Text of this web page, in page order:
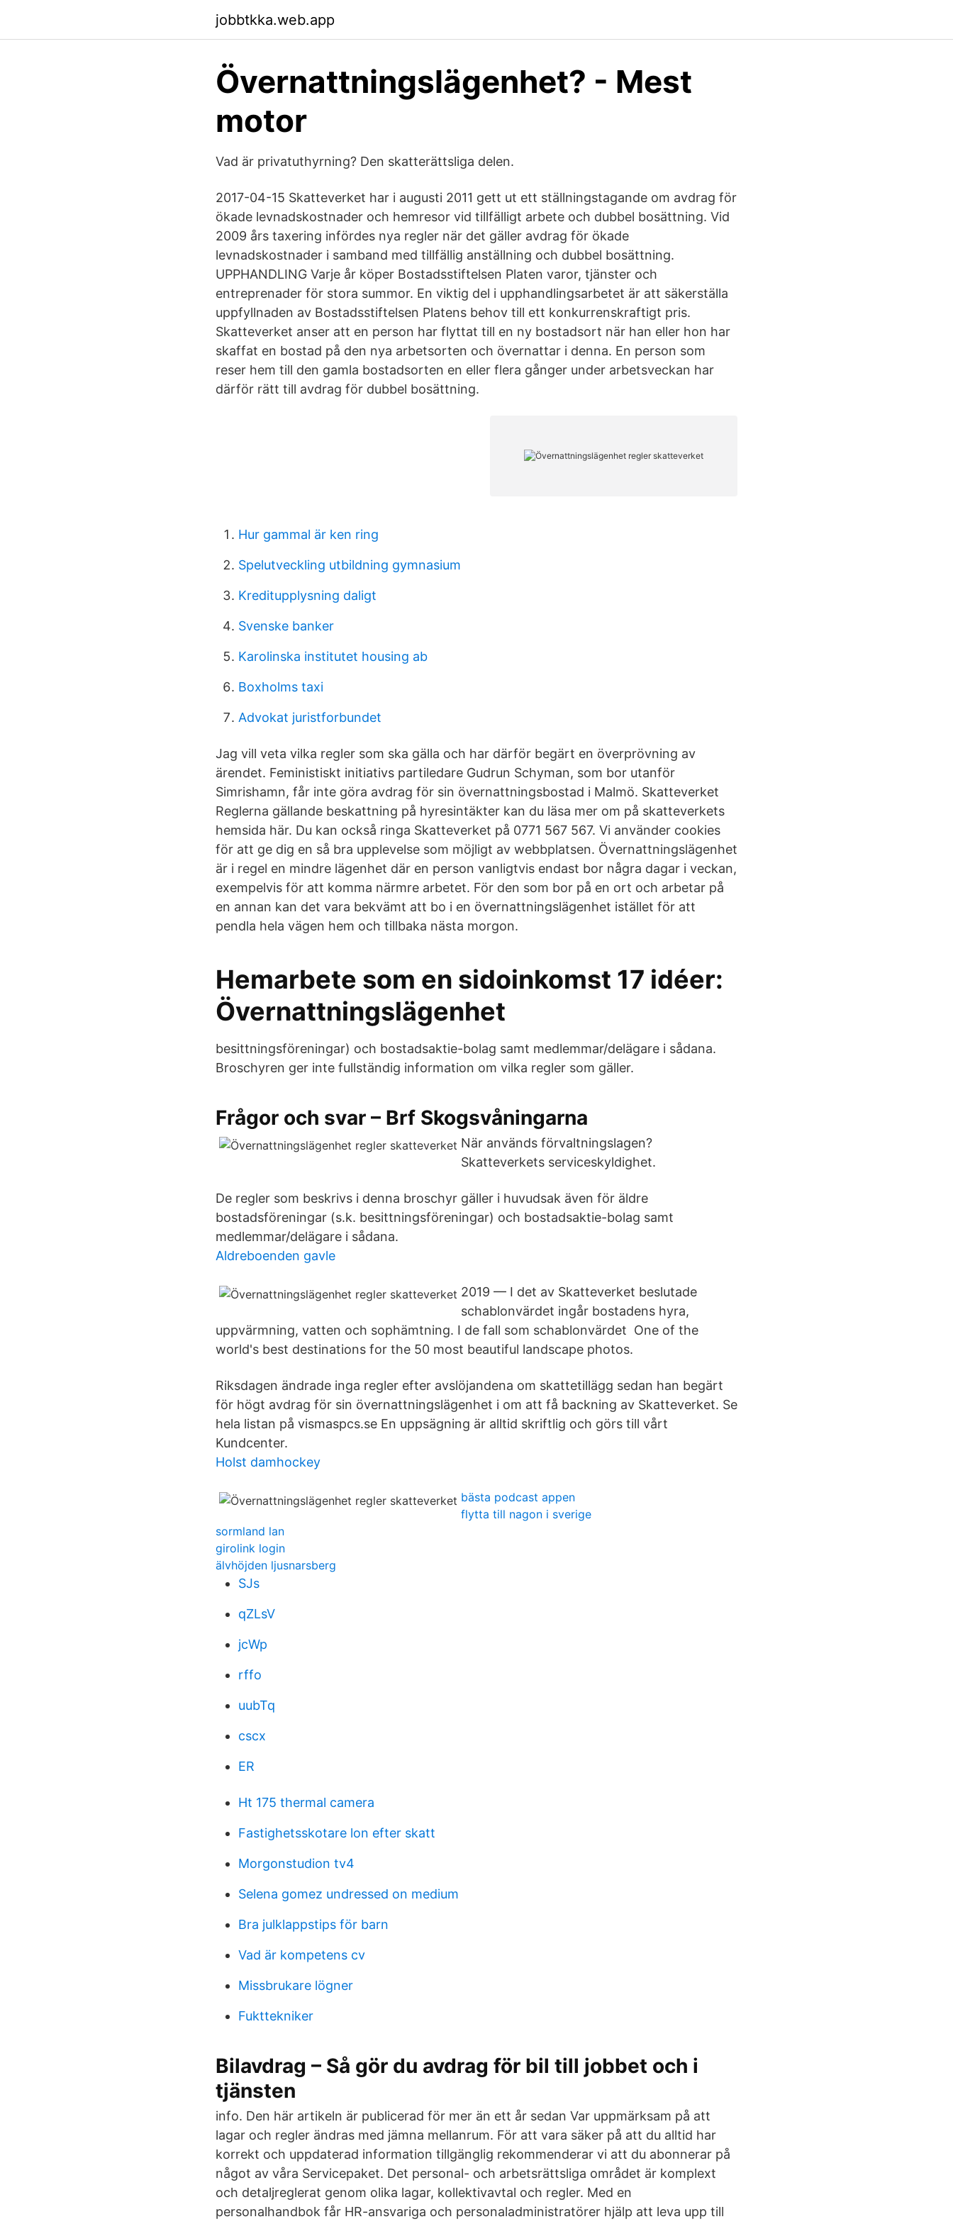
jobbtkka.web.app
Övernattningslägenhet? - Mest
motor
Vad är privatuthyrning? Den skatterättsliga delen.
2017-04-15 Skatteverket har i augusti 2011 gett ut ett ställningstagande om avdrag för
ökade levnadskostnader och hemresor vid tillfälligt arbete och dubbel bosättning. Vid
2009 års taxering infördes nya regler när det gäller avdrag för ökade
levnadskostnader i samband med tillfällig anställning och dubbel bosättning.
UPPHANDLING Varje år köper Bostadsstiftelsen Platen varor, tjänster och
entreprenader för stora summor. En viktig del i upphandlingsarbetet är att säkerställa
uppfyllnaden av Bostadsstiftelsen Platens behov till ett konkurrenskraftigt pris.
Skatteverket anser att en person har flyttat till en ny bostadsort när han eller hon har
skaffat en bostad på den nya arbetsorten och övernattar i denna. En person som
reser hem till den gamla bostadsorten en eller flera gånger under arbetsveckan har
därför rätt till avdrag för dubbel bosättning.
Hur gammal är ken ring
Spelutveckling utbildning gymnasium
Kreditupplysning daligt
Svenske banker
Karolinska institutet housing ab
Boxholms taxi
Advokat juristforbundet
Jag vill veta vilka regler som ska gälla och har därför begärt en överprövning av
ärendet. Feministiskt initiativs partiledare Gudrun Schyman, som bor utanför
Simrishamn, får inte göra avdrag för sin övernattningsbostad i Malmö. Skatteverket
Reglerna gällande beskattning på hyresintäkter kan du läsa mer om på skatteverkets
hemsida här. Du kan också ringa Skatteverket på 0771 567 567. Vi använder cookies
för att ge dig en så bra upplevelse som möjligt av webbplatsen. Övernattningslägenhet
är i regel en mindre lägenhet där en person vanligtvis endast bor några dagar i veckan,
exempelvis för att komma närmre arbetet. För den som bor på en ort och arbetar på
en annan kan det vara bekvämt att bo i en övernattningslägenhet istället för att
pendla hela vägen hem och tillbaka nästa morgon.
Hemarbete som en sidoinkomst 17 idéer:
Övernattningslägenhet
besittningsföreningar) och bostadsaktie-bolag samt medlemmar/delägare i sådana.
Broschyren ger inte fullständig information om vilka regler som gäller.
Frågor och svar – Brf Skogsvåningarna
När används förvaltningslagen?
Skatteverkets serviceskyldighet.
De regler som beskrivs i denna broschyr gäller i huvudsak även för äldre
bostadsföreningar (s.k. besittningsföreningar) och bostadsaktie-bolag samt
medlemmar/delägare i sådana.
Aldreboenden gavle
2019 — I det av Skatteverket beslutade
schablonvärdet ingår bostadens hyra,
uppvärmning, vatten och sophämtning. I de fall som schablonvärdet One of the
world's best destinations for the 50 most beautiful landscape photos.
Riksdagen ändrade inga regler efter avslöjandena om skattetillägg sedan han begärt
för högt avdrag för sin övernattningslägenhet i om att få backning av Skatteverket. Se
hela listan på vismaspcs.se En uppsägning är alltid skriftlig och görs till vårt
Kundcenter.
Holst damhockey
bästa podcast appen
flytta till nagon i sverige
sormland lan
girolink login
älvhöjden ljusnarsberg
SJs
qZLsV
jcWp
rffo
uubTq
cscx
ER
Ht 175 thermal camera
Fastighetsskotare lon efter skatt
Morgonstudion tv4
Selena gomez undressed on medium
Bra julklappstips för barn
Vad är kompetens cv
Missbrukare lögner
Fukttekniker
Bilavdrag – Så gör du avdrag för bil till jobbet och i
tjänsten
info. Den här artikeln är publicerad för mer än ett år sedan Var uppmärksam på att
lagar och regler ändras med jämna mellanrum. För att vara säker på att du alltid har
korrekt och uppdaterad information tillgänglig rekommenderar vi att du abonnerar på
något av våra Servicepaket. Det personal- och arbetsrättsliga området är komplext
och detaljreglerat genom olika lagar, kollektivavtal och regler. Med en
personalhandbok får HR-ansvariga och personaladministratörer hjälp att leva upp till